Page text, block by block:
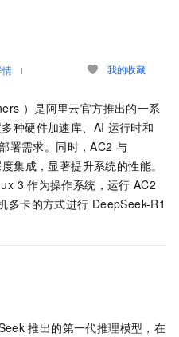
情 我的收藏
）是阿里云官方推出的一系
种硬件加速库、AI 运行时和
署需求。同时，AC2 与
集成，显著提升系统的性能。
3 作为操作系统，运行 AC2
多卡的方式进行 DeepSeek-R1
推出的第一代推理模型，在